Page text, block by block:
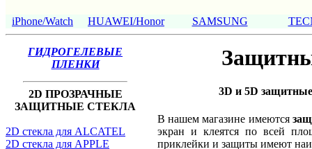
iPhone/Watch HUAWEI/Honor SAMSUNG
ГИДРОГЕЛЕВЫЕ
ПЛЕНКИ
2D ПРОЗРАЧНЫЕ
ЗАЩИТНЫЕ СТЕКЛА
2D стекла для ALCATEL
2D стекла для APPLE
3D и 5D
В нашем магазине имеются
экран и клеятся по всей
приклейки и защиты имеют